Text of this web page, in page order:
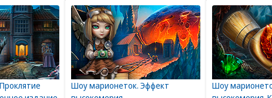
Шоу марионеток. Эффект
Шоу